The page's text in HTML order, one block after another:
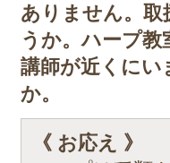
ありません。
うか。ハープ
講師が近くにい
か。
《 お応え 》